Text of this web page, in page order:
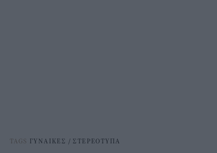
TAGS ΓΥΝΑΙΚΕΣ / ΣΤΕΡΕΟΤΥΠΑ